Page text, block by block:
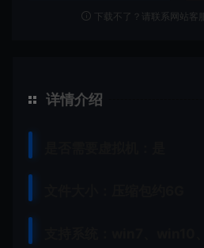
下载不了？请联系网站客
详情介绍